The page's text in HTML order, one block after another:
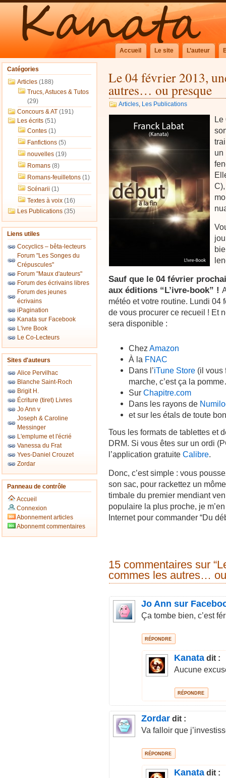
Accueil Le site L’auteur
Catégories
Articles (188)
Trucs, Astuces & Tutos
(29)
Concours & AT (191)
Les écrits (51)
Contes (1)
Fanfictions (5)
nouvelles (19)
Romans (8)
Romans-feuilletons (1)
Scénarii (1)
Textes à voix (16)
Les Publications (35)
Liens utiles
Cocyclics – bêta-lecteurs
Forum "Les Songes du
Crépuscules"
Forum "Maux d'auteurs"
Forum des écrivains libres
Forum des jeunes
écrivains
iPagination
Kanata sur Facebook
L'ivre Book
Le Co-Lecteurs
Sites d'auteurs
Alice Pervilhac
Blanche Saint-Roch
Brigit H.
Écriture (tiret) Livres
Jo Ann v
Joseph & Caroline
Messinger
L'emplume et l'écrié
Vanessa du Frat
Yves-Daniel Crouzet
Zordar
Panneau de contrôle
Accueil
Connexion
Abonnement articles
Abonnemt commentaires
Le 04 février 2013,
autres… ou presque
Articles, Les Publications
Le
un
Sauf que le 04 février
aux éditions “L’ivre-book” !
météo et votre routine. Lundi 04
de vous procurer ce recueil ! Et
sera disponible :
ChezAmazon
À la FNAC
Dans l’iTune Store (il vous
marche, c’est ça la
SurChapitre.com
Dans les rayons de
et sur les étals de toute
Tous les formats de tablettes et
DRM. Si vous êtes sur un ordi
l’application gratuiteCalibre.
Donc, c’est simple : vous
son sac, pour rackettez un
timbale du premier mendiant
populaire la plus proche, je
Internet pour commander “Du
15 commentaires sur
commes les autres…
Jo Ann sur
Ça tombe bien, c’est
RÉPONDRE
Kanata dit :
Aucune
RÉPONDRE
Zordar dit :
Va falloir que
RÉPONDRE
Kanata dit :